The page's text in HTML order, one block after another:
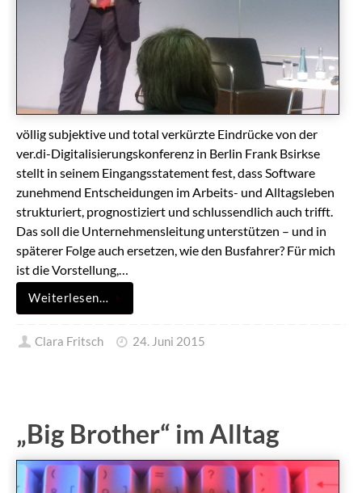
völlig subjektive und total verkürzte Eindrücke von der
ver.di-Digitalisierungskonferenz in Berlin Frank Bsirkse
stellt in seinem Eingangsstatement fest, dass Software
zunehmend Entscheidungen im Arbeits- und Alltagsleben
strukturiert, prognostiziert und schlussendlich auch trifft.
Das soll die Unternehmensleitung unterstützen – und in
späterer Folge auch ersetzen, wie den Busfahrer? Für mich
ist die Vorstellung,…
Weiterlesen…
Clara Fritsch 24. Juni 2015
„Big Brother“ im Alltag